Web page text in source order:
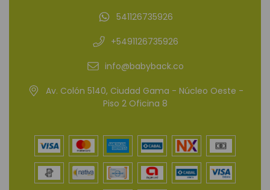
541126735926
+5491126735926
info@babyback.co
Av. Colón 5140, Ciudad Gama - Núcleo Oeste -
Piso 2 Oficina 8